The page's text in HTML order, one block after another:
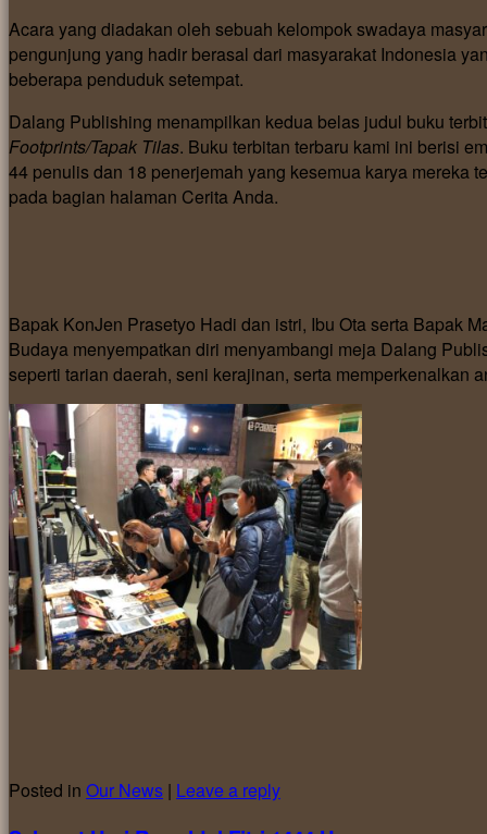
Acara yang diadakan oleh sebuah kelompok swadaya
pengunjung yang hadir berasal dari masyarakat Indonesia
beberapa penduduk setempat.
Dalang Publishing menampilkan kedua belas judul buku
Footprints/Tapak Tilas. Buku terbitan terbaru kami ini berisi
44 penulis dan 18 penerjemah yang kesemua karya mereka
pada bagian halaman Cerita Anda.
Bapak KonJen Prasetyo Hadi dan istri, Ibu Ota serta Bapak
Budaya menyempatkan diri menyambangi meja Dalang
seperti tarian daerah, seni kerajinan, serta memperkenalkan
Posted in Our News | Leave a reply